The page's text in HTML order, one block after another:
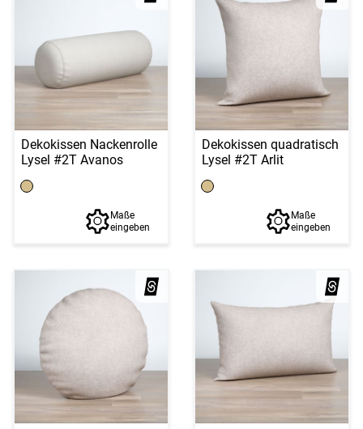
Dekokissen Nackenrolle
Lysel #2T Avanos
Maße
eingeben
Dekokissen quadratisch
Lysel #2T Arlit
Maße
eingeben